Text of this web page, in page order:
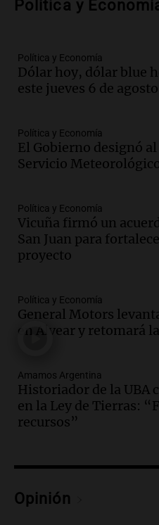
Panorama Federal
Córdoba: calor y
para el jueves 6 de
Noticias
Audio.Alerta
riesgo de
km/h impactan la
Audio.Una mujer
ser atropellada
Luis
Panorama Federal
Audio.Solicitan
contrato de
Secretaría de
Audio.La
avanza con
y la emergencia
Panorama Federal
Audio.Malevo, la
Argentina
Política y
Política y Economía
Dólar hoy, dólar blue
este jueves 6 de agosto
Política y Economía
El Gobierno designó
Servicio
Política y Economía
Vicuña firmó un
San Juan para
proyecto
Política y Economía
General Motors
en Alvear y retomará
Amamos Argentina
Historiador de la UBA
en la Ley de Tierras:
recursos”
Opinión